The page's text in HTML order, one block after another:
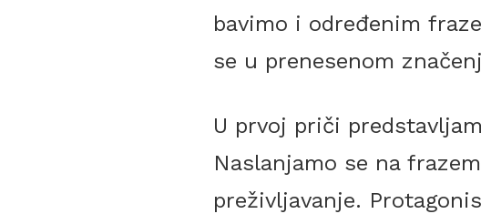
bavimo i određenim
se u prenesenom
U prvoj priči
Naslanjamo se na
preživljavanje.